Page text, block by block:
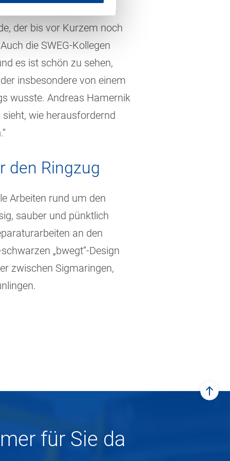
sehr stolz gemacht, so
der bis vor Kurzem noch
die SWEG-Kollegen
es ist schön zu sehen,
insbesondere von einem
wusste. Andreas Hamernik
wie herausfordernd
den Ringzug
Arbeiten rund um den
sauber und pünktlich
an den
„bwegt“-Design
zwischen Sigmaringen,
für Sie da